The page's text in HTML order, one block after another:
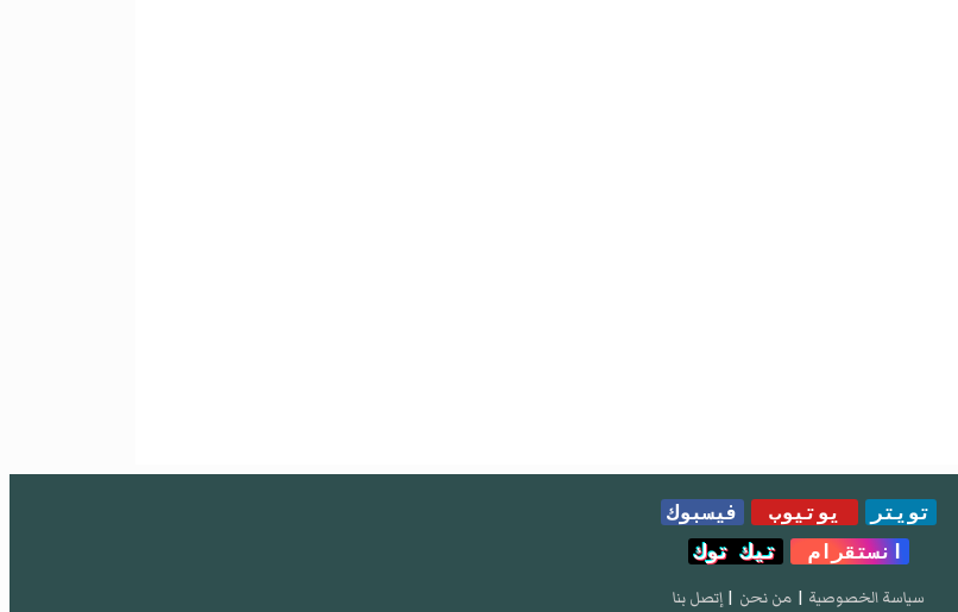
تويتر يوتيوب
فيسبوك
انستقرام
تيك توك
سياسة الخصوصية | من نحن | إتصل بنا